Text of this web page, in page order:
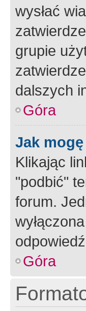
wysłać
grupie
dalszych
Góra
Jak
Klikając
"podbić"
forum.
Góra